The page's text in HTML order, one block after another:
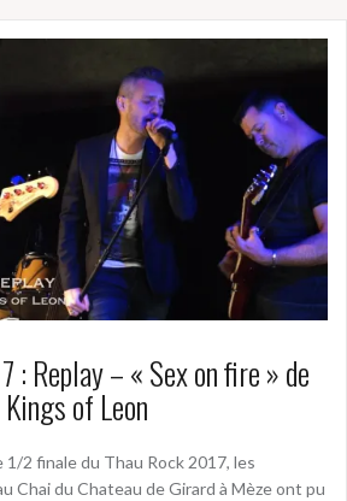
: Replay – « Sex on fire » de
Kings of Leon
2 finale du Thau Rock 2017, les
Chai du Chateau de Girard à Mèze ont pu